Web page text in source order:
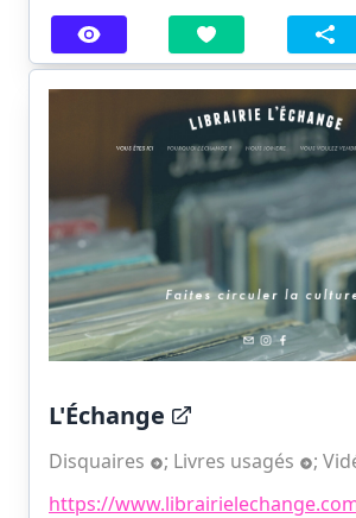
L'Échange
Disquaires ; Livres usagés ;
https://